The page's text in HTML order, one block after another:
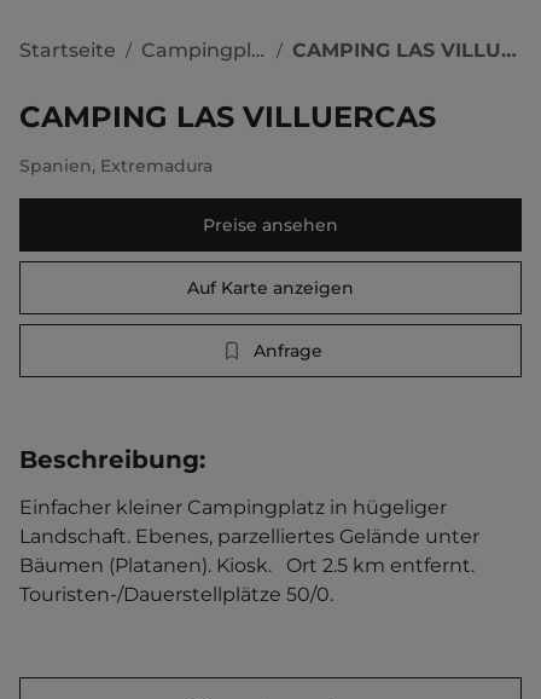
Startseite / Campingplätze / CAMPING LAS VILLUERCAS
CAMPING LAS VILLUERCAS
Spanien, Extremadura
Preise ansehen
Auf Karte anzeigen
Anfrage
Beschreibung:
Einfacher kleiner Campingplatz in hügeliger
Landschaft. Ebenes, parzelliertes Gelände unter
Bäumen (Platanen). Kiosk.   Ort 2.5 km entfernt.
Touristen-/Dauerstellplätze 50/0.